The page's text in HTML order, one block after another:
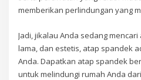
memberikan perlindungan yang
Jadi, jikalau Anda sedang
lama, dan estetis, atap spandek
Anda. Dapatkan atap spandek
untuk melindungi rumah Anda